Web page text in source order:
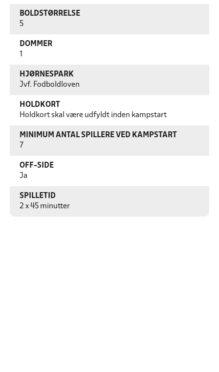
BOLDSTØRRELSE
5
DOMMER
HJØRNESPARK
Jvf. Fodboldloven
HOLDKORT
Holdkort skal være udfyldt inden kampstart
MINIMUM ANTAL SPILLERE VED KAMPSTART
7
OFF-SIDE
Ja
SPILLETID
2 x 45 minutter